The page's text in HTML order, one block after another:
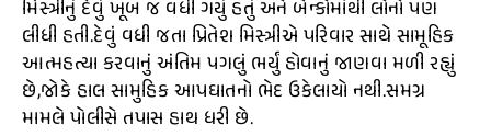
મિસ્ત્રીનું દેવું ખૂબ જ વધી ગયું હતું અને બેન્કોમાંથી લોનો પણ
લીધી હતી.દેવું વધી જતા પ્રિતેશ મિસ્ત્રીએ પરિવાર સાથે સામૂહિક
આત્મહત્યા કરવાનું અંતિમ પગલું ભર્યું હોવાનું જાણવા મળી રહ્યું
છે,જોકે હાલ સામુહિક આપઘાતનો ભેદ ઉકેલાયો નથી.સમગ્ર
મામલે પોલીસે તપાસ હાથ ધરી છે.